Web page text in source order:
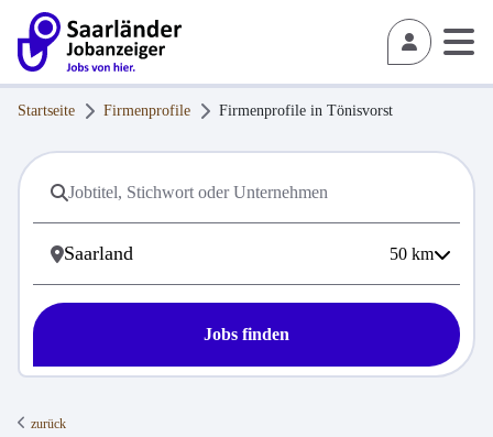
Startseite Firmenprofile Firmenprofile in Tönisvorst
50 km
Jobs finden
zurück